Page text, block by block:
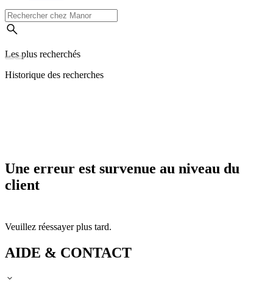
Les plus recherchés
Historique des recherches
Une erreur est survenue au niveau du
client
Veuillez réessayer plus tard.
AIDE & CONTACT